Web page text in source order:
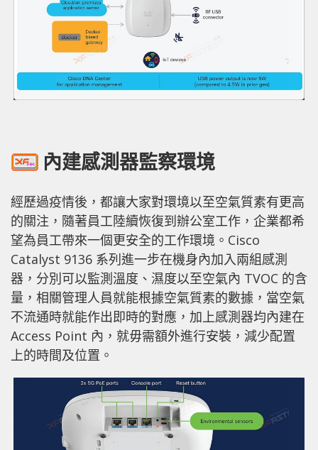
內建感測器監察環境
經歷過疫情後，都讓大家對環境以至空氣質素有更高
的關注，隨著員工陸續恢復到辦公室工作，企業都希
望為員工帶來一個更安全的工作環境。Cisco
Catalyst 9136 系列進一步在機身內加入兩組感測
器，分別可以監測溫度、濕度以至空氣內 TVOC 的含
量，相關管理人員就能根據空氣質素的數據，當空氣
不流通時就能作出即時的對應，加上感測器均內建在
Access Point 內，就毋需額外進行安裝，減少配置
上的時間及位置。